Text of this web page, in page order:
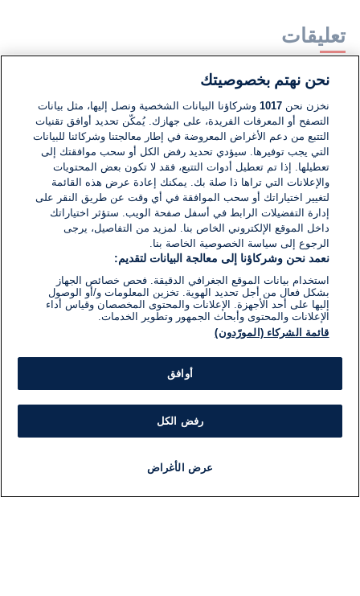
تعليقات
لا توجد تعليقات مكتوبة حتى الآن. كن الأول!
اكتب تعليقًا جديدًا ...
نحن نهتم بخصوصيتك
نخزن نحن1017 وشركاؤنا البيانات الشخصية ونصل إليها، مثل بيانات
التصفح أو المعرفات الفريدة، على جهازك. يُمكّن تحديد أوافق تقنيات
التتبع من دعم الأغراض المعروضة في إطار معالجتنا وشركائنا للبيانات
التي يجب توفيرها. سيؤدي تحديد رفض الكل أو سحب موافقتك إلى
تعطيلها. إذا تم تعطيل أدوات التتبع، فقد لا تكون بعض المحتويات
والإعلانات التي تراها ذا صلة بك. يمكنك إعادة عرض هذه القائمة
لتغيير اختياراتك أو سحب الموافقة في أي وقت عن طريق النقر على
إدارة التفضيلات الرابط في أسفل صفحة الويب. ستؤثر اختياراتك
داخل الموقع الإلكتروني الخاص بنا. لمزيد من التفاصيل، يرجى
الرجوع إلى سياسة الخصوصية الخاصة بنا.
نعمد نحن وشركاؤنا إلى معالجة البيانات لتقديم:
استخدام بيانات الموقع الجغرافي الدقيقة. فحص خصائص الجهاز
بشكل فعال من أجل تحديد الهوية. تخزين المعلومات و/أو الوصول
إليها على أحد الأجهزة. الإعلانات والمحتوى المخصصان وقياس أداء
الإعلانات والمحتوى وأبحاث الجمهور وتطوير الخدمات.
قائمة الشركاء (المورّدون)
أوافق
رفض الكل
عرض الأغراض